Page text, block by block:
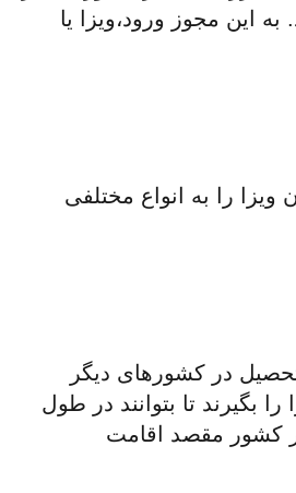
به این مجوز ورود،ویزا یا
را به انواع مختلفی
در کشورهای دیگر
را بگیرند تا بتوانند در طول
کشور مقصد اقامت